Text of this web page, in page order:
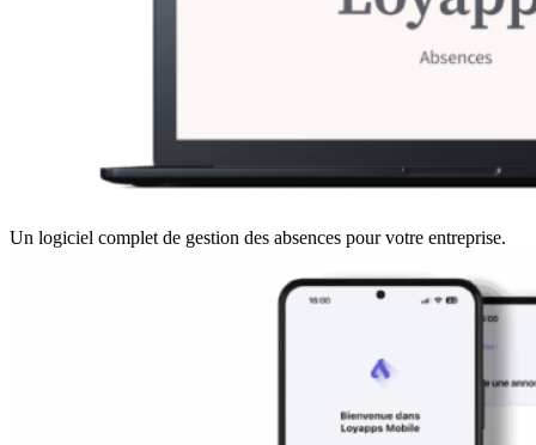
Un logiciel complet de gestion des absences pour votre entreprise.